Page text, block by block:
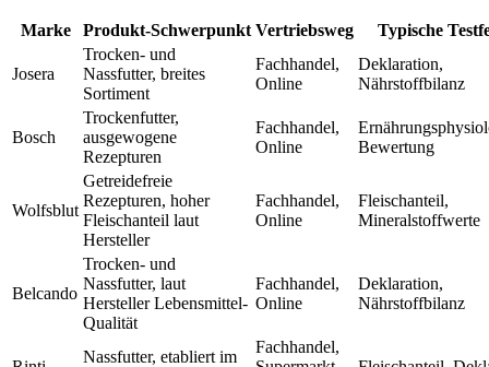
Marke Produkt-Schwerpunkt Vertriebsweg Typische
Josera
Trocken- und
Nassfutter, breites
Sortiment
Fachhandel,
Online
Deklaration,
Nährstoffbilanz
Bosch
Trockenfutter,
ausgewogene
Rezepturen
Fachhandel,
Online
Bewertung
Wolfsblut
Getreidefreie
Rezepturen, hoher
Fleischanteil laut
Hersteller
Fachhandel,
Online
Fleischanteil,
Mineralstoffwerte
Belcando
Trocken- und
Nassfutter, laut
Hersteller Lebensmittel-
Qualität
Fachhandel,
Online
Deklaration,
Nährstoffbilanz
Nassfutter, etabliert im
Fachhandel,